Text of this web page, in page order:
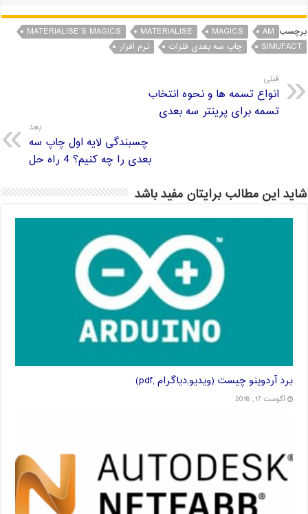
برچسب AM
MAGICS
MATERIALISE
MATERIALISE’S MAGICS
SIMUFACT
چاپ سه بعدی فلزات نرم افزار
قبلی
انواع تسمه ها و نحوه انتخاب
تسمه برای پرینتر سه بعدی
بعد
چسبندگی لایه اول چاپ سه
بعدی را چه کنیم؟ 4 راه حل
شاید این مطالب برایتان مفید باشد
برد آردوینو چیست (ویدیو,دیاگرام ,pdf)
آگوست 17, 2018